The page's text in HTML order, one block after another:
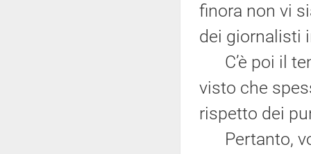
finora non vi
dei giornalisti
C’è poi il
visto che
rispetto dei
Pertanto,